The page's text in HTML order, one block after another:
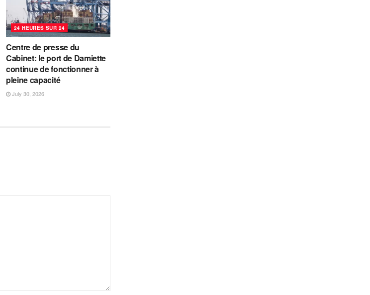
24 HEURES SUR 24
Centre de presse du
Cabinet: le port de Damiette
continue de fonctionner à
pleine capacité
July 30, 2026